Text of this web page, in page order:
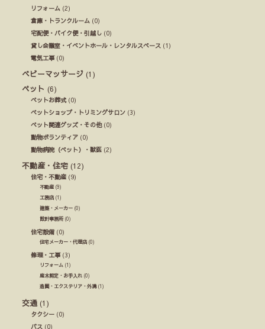
リフォーム (2)
倉庫・トランクルーム (0)
宅配便・バイク便・引越し (0)
貸し会議室・イベントホール・レンタルスペース (1)
電気工事(0)
ベビーマッサージ (1)
ペット (6)
ペットお葬式(0)
ペットショップ・トリミングサロン (3)
ペット関連グッズ・その他(0)
動物ボランティア (0)
動物病院（ペット）・獣医 (2)
不動産・住宅 (12)
住宅・不動産 (9)
不動産 (9)
工務店 (1)
建築・メーカー (0)
設計事務所(0)
住宅設備(0)
住宅メーカー・代理店 (0)
修理・工事(3)
リフォーム (1)
庭木剪定・お手入れ (0)
造園・エクステリア・外溝(1)
交通 (1)
タクシー (0)
バス (0)